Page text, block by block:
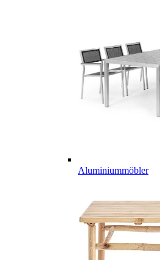
Aluminiummöbler